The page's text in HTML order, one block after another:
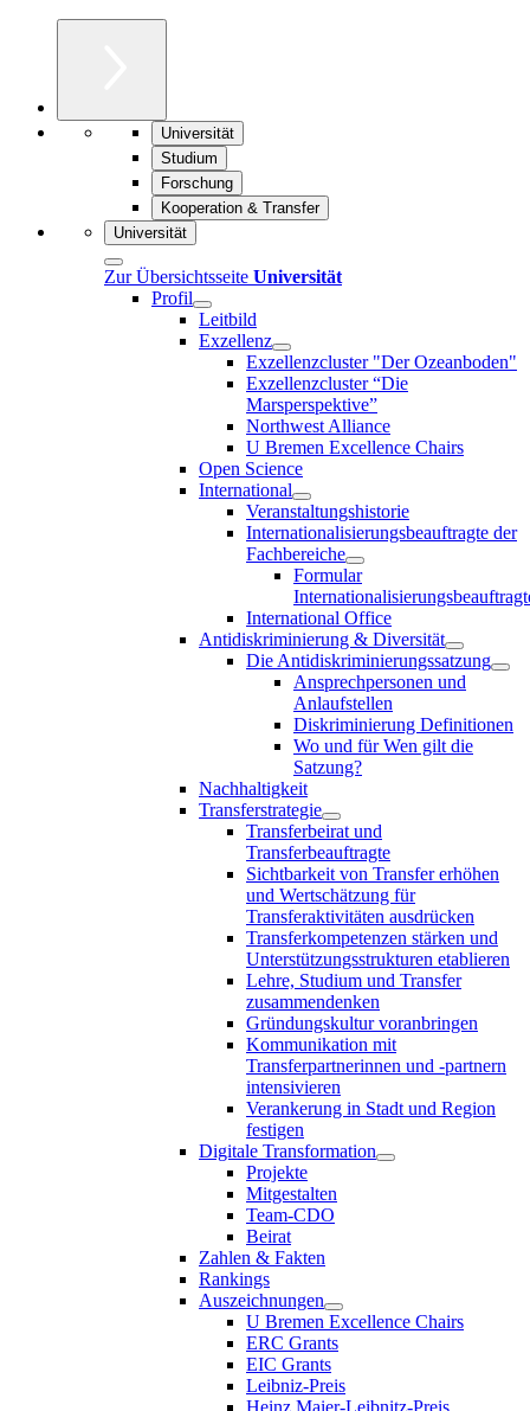
Universität
Studium
Forschung
Kooperation & Transfer
Universität
Zur Übersichtsseite Universität
Profil
Leitbild
Exzellenz
Exzellenzcluster "Der Ozeanboden"
Exzellenzcluster “Die
Marsperspektive”
Northwest Alliance
U Bremen Excellence Chairs
Open Science
International
Veranstaltungshistorie
Internationalisierungsbeauftragte der
Fachbereiche
Formular
International Office
Antidiskriminierung & Diversität
Die Antidiskriminierungssatzung
Ansprechpersonen und
Anlaufstellen
Diskriminierung Definitionen
Wo und für Wen gilt die
Satzung?
Nachhaltigkeit
Transferstrategie
Transferbeirat und
Transferbeauftragte
Sichtbarkeit von Transfer erhöhen
und Wertschätzung für
Transferaktivitäten ausdrücken
Transferkompetenzen stärken und
Unterstützungsstrukturen etablieren
Lehre, Studium und Transfer
zusammendenken
Gründungskultur voranbringen
Kommunikation mit
Transferpartnerinnen und -partnern
intensivieren
Verankerung in Stadt und Region
festigen
Digitale Transformation
Projekte
Mitgestalten
Team-CDO
Beirat
Zahlen & Fakten
Rankings
Auszeichnungen
U Bremen Excellence Chairs
ERC Grants
EIC Grants
Leibniz-Preis
Heinz Maier-Leibnitz-Preis